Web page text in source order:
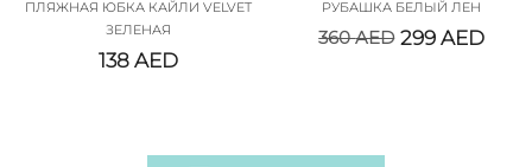
ПЛЯЖНАЯ ЮБКА КАЙЛИ VELVET
ЗЕЛЕНАЯ
138AED
РУБАШКА БЕЛЫЙ ЛЕН
360AED 299AED